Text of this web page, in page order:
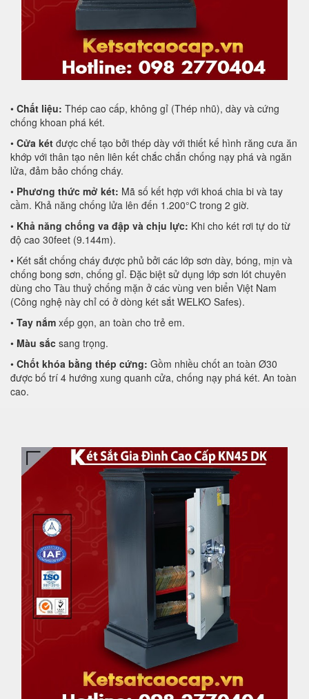
• Chất liệu: Thép cao cấp, không gỉ (Thép nhũ), dày và cứng
chống khoan phá két.
• Cửa két được chế tạo bởi thép dày với thiết kế hình răng cưa ăn
khớp với thân tạo nên liên kết chắc chắn chống nạy phá và ngăn
lửa, đảm bảo chống cháy.
• Phương thức mở két: Mã số kết hợp với khoá chia bi và tay
cầm. Khả năng chống lửa lên đến 1.200°C trong 2 giờ.
• Khả năng chống va đập và chịu lực: Khi cho két rơi tự do từ
độ cao 30feet (9.144m).
• Két sắt chống cháy được phủ bởi các lớp sơn dày, bóng, mịn và
chống bong sơn, chống gỉ. Đặc biệt sử dụng lớp sơn lót chuyên
dùng cho Tàu thuỷ chống mặn ở các vùng ven biển Việt Nam
(Công nghệ này chỉ có ở dòng két sắt WELKO Safes).
• Tay nắm xếp gọn, an toàn cho trẻ em.
• Màu sắc sang trọng.
• Chốt khóa bằng thép cứng: Gồm nhiều chốt an toàn Ø30
được bố trí 4 hướng xung quanh cửa, chống nạy phá két. An toàn
cao.